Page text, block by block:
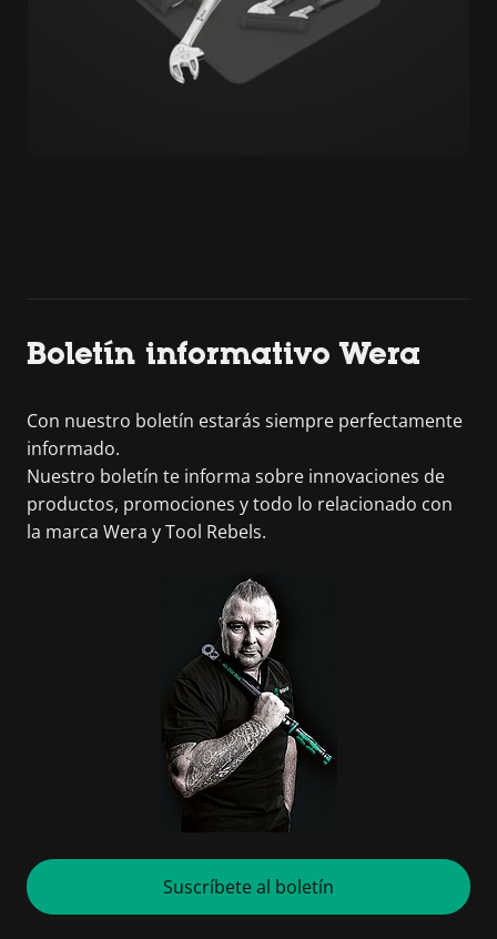
Boletín informativo Wera
Con nuestro boletín estarás siempre perfectamente
informado.
Nuestro boletín te informa sobre innovaciones de
productos, promociones y todo lo relacionado con
la marca Wera y Tool Rebels.
Suscríbete al boletín